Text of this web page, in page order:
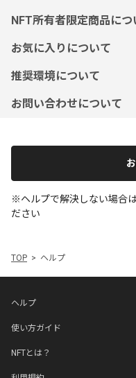
NFT所有者限定商品につ
お気に入りについて
推奨環境について
お問い合わせについて
※ヘルプで解決しない場合
ださい
TOP ヘルプ
ヘルプ
使い方ガイド
NFTとは？